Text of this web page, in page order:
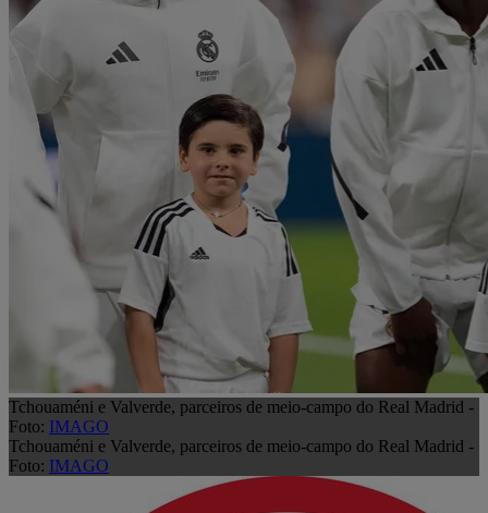
Tchouaméni e Valverde, parceiros de meio-campo do Real Madrid -
Foto: IMAGO
Tchouaméni e Valverde, parceiros de meio-campo do Real Madrid -
Foto: IMAGO